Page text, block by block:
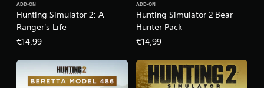
Hunting Simulator 2: A
Ranger's Life
ADD-ON
€14,99
Hunting Simulator 2 Bear
Hunter Pack
ADD-ON
€14,99